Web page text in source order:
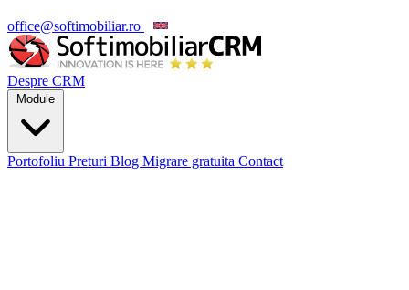
office@softimobiliar.ro
Despre CRM
Module
Portofoliu Preturi Blog Migrare gratuita Contact